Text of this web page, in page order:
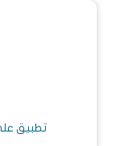
تطبيق